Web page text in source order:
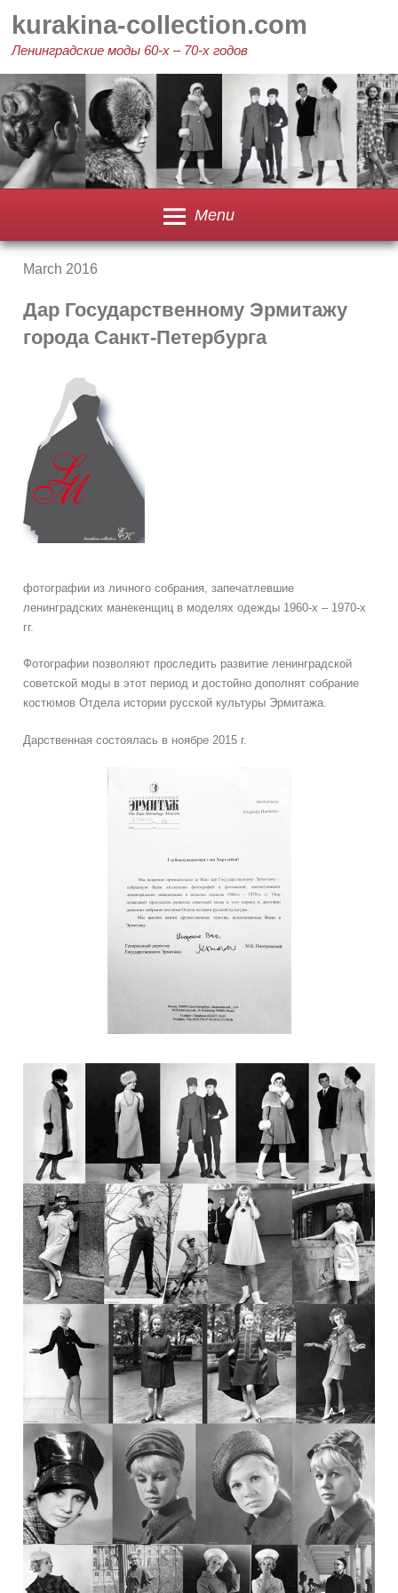
content
kurakina-collection.com
Ленинградские моды 60-х – 70-х годов
Menu
March 2016
Дар Государственному Эрмитажу
города Санкт-Петербурга
фотографии из личного собрания, запечатлевшие
ленинградских манекенщиц в моделях одежды 1960-х – 1970-х
гг.
Фотографии позволяют проследить развитие ленинградской
советской моды в этот период и достойно дополнят собрание
костюмов Отдела истории русской культуры Эрмитажа.
Дарственная состоялась в ноябре 2015 г.